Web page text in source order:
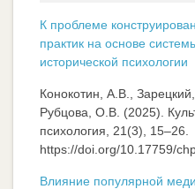
К проблеме
практик на основе
исторической психологии
Конокотин, А.В.,
Рубцова, О.В. (2025).
психология, 21(3), 15–26.
https://doi.org/10.17759/
Влияние популярной